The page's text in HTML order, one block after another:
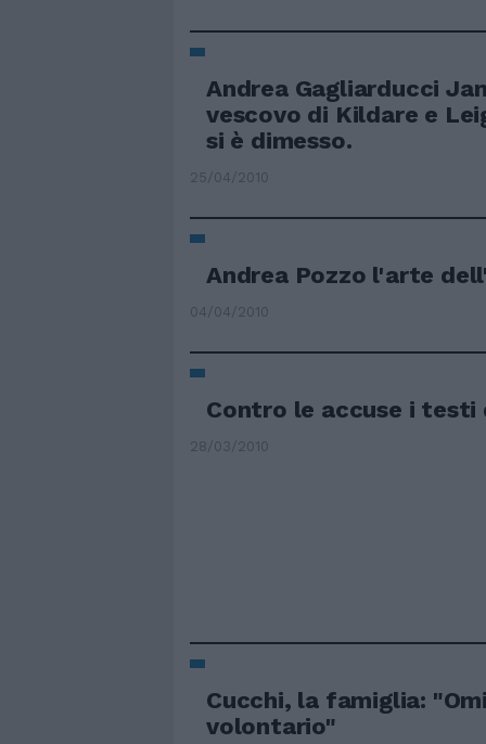
Andrea Gagliarducci
vescovo di Kildare e
si è dimesso.
25/04/2010
Andrea Pozzo l'arte
04/04/2010
Contro le accuse i testi
28/03/2010
Cucchi, la famiglia:
volontario"